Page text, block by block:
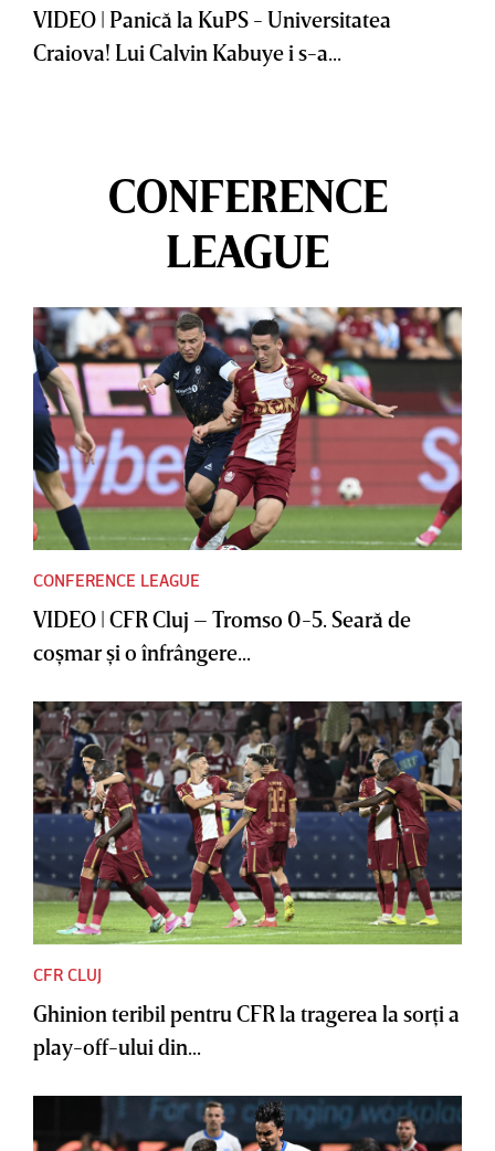
VIDEO | Panică la KuPS - Universitatea
Craiova! Lui Calvin Kabuye i s-a...
CONFERENCE
LEAGUE
CONFERENCE LEAGUE
VIDEO | CFR Cluj – Tromso 0-5. Seară de
coşmar şi o înfrângere...
CFR CLUJ
Ghinion teribil pentru CFR la tragerea la sorţi a
play-off-ului din...